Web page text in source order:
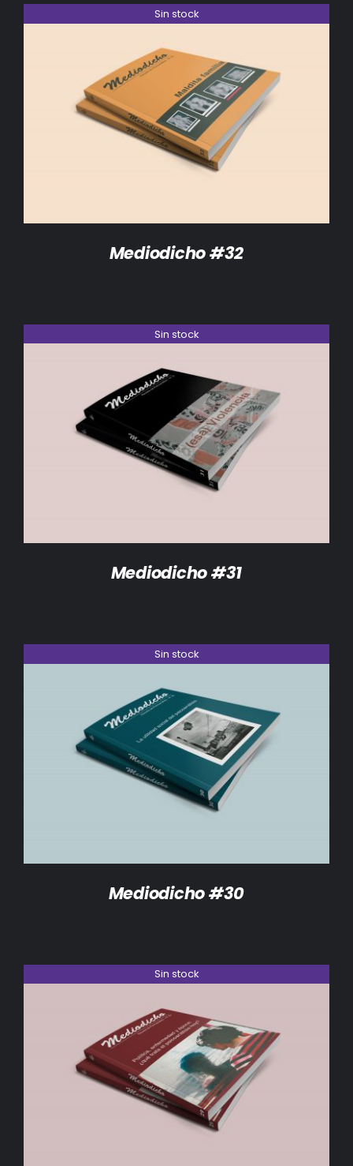
Sin stock
DETALLES
Mediodicho #32
Sin stock
DETALLES
Mediodicho #31
Sin stock
DETALLES
Mediodicho #30
Sin stock
DETALLES